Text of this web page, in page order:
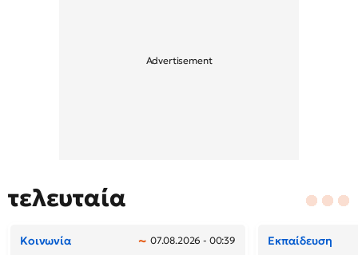
τελευταία
Κοινωνία 07.08.2026 - 00:39 Εκπαίδευση